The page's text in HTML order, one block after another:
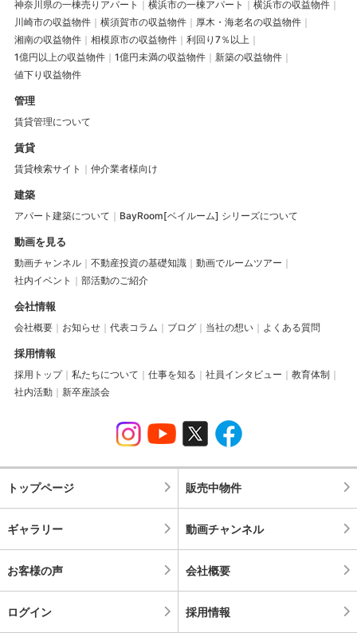
神奈川県の一棟売りアパート
横浜市の一棟アパート
横浜市の収益物件
川崎市の収益物件
横須賀市の収益物件
厚木・海老名の収益物件
湘南の収益物件
相模原市の収益物件
利回り7％以上
1億円以上の収益物件
1億円未満の収益物件
新築の収益物件
値下り収益物件
管理
賃貸管理について
賃貸
賃貸検索サイト 仲介業者様向け
建築
アパート建築について BayRoom[ベイルーム] シリーズについて
動画を見る
動画チャンネル 不動産投資の基礎知識
動画でルームツアー
社内イベント
部活動のご紹介
会社情報
会社概要 お知らせ 代表コラム ブログ 当社の想い よくある質問
採用情報
採用トップ 私たちについて 仕事を知る 社員インタビュー
教育体制
社内活動
新卒座談会
トップページ 販売中物件
ギャラリー 動画チャンネル
お客様の声 会社概要
ログイン 採用情報